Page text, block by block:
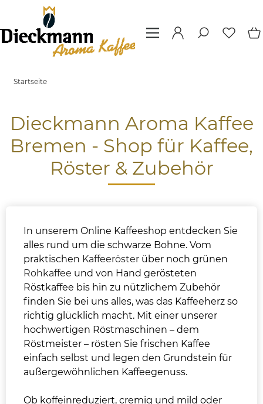
Startseite
Dieckmann Aroma Kaffee
Bremen - Shop für Kaffee,
Röster & Zubehör
In unserem Online Kaffeeshop entdecken Sie
alles rund um die schwarze Bohne. Vom
praktischen Kaffeeröster über noch grünen
Rohkaffee und von Hand gerösteten
Röstkaffee bis hin zu nützlichem Zubehör
finden Sie bei uns alles, was das Kaffeeherz so
richtig glücklich macht. Mit einer unserer
hochwertigen Röstmaschinen – dem
Röstmeister – rösten Sie frischen Kaffee
einfach selbst und legen den Grundstein für
außergewöhnlichen Kaffeegenuss.
Ob koffeinreduziert, cremig und mild oder